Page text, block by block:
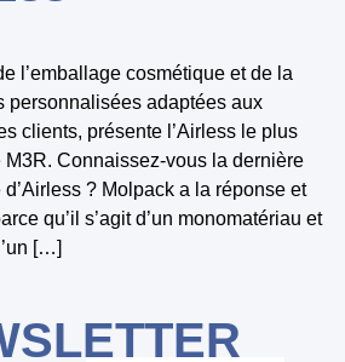
l’emballage cosmétique et de la
personnalisées adaptées aux
clients, présente l’Airless le plus
Connaissez-vous la dernière
? Molpack a la réponse et
qu’il s’agit d’un monomatériau et
[…]